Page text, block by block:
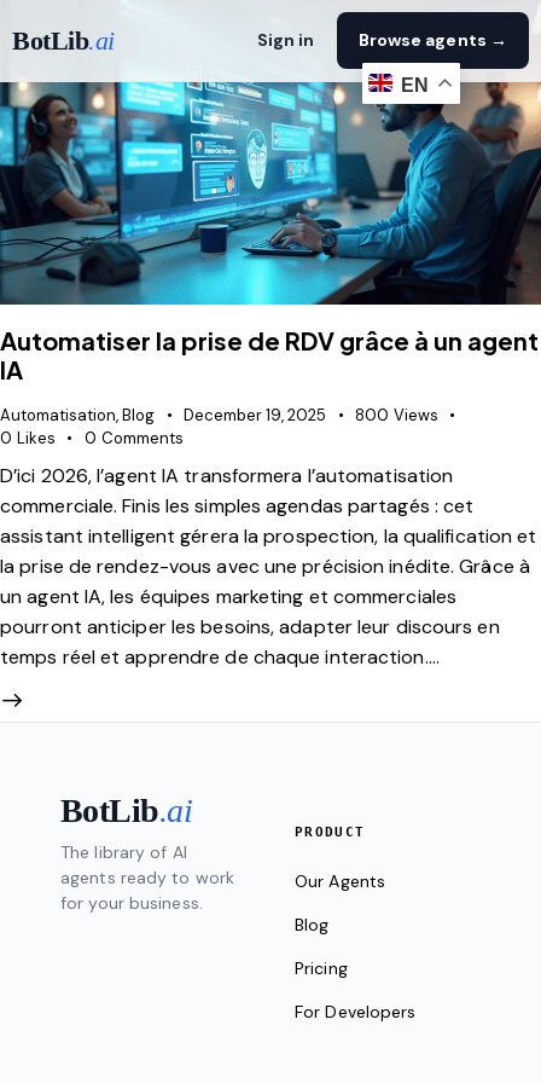
BotLib.ai Sign in Browse agents →
Automatiser la prise de RDV grâce à un agent
IA
Automatisation,Blog December 19, 2025 800 Views
0 Likes 0 Comments
D’ici 2026, l’agent IA transformera l’automatisation
commerciale. Finis les simples agendas partagés : cet
assistant intelligent gérera la prospection, la qualification et
la prise de rendez-vous avec une précision inédite. Grâce à
un agent IA, les équipes marketing et commerciales
pourront anticiper les besoins, adapter leur discours en
temps réel et apprendre de chaque interaction.…
BotLib.ai
The library of AI
agents ready to work
for your business.
PRODUCT
Our Agents
Blog
Pricing
For Developers
EN